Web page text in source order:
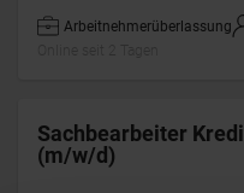
Arbeitnehmerüberlassung
Sachbearbeiter
(m/w/d)